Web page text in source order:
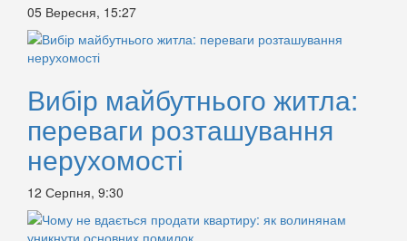
05 Вересня, 15:27
Вибір майбутнього житла:
переваги розташування
нерухомості
12 Серпня, 9:30